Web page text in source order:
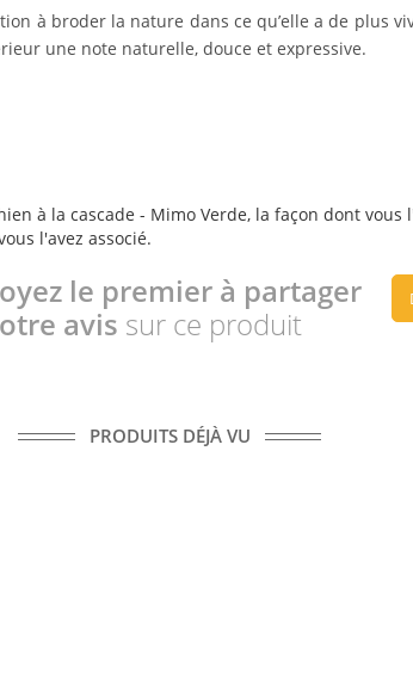
à broder la nature dans ce qu’elle a de plus
une note naturelle, douce et expressive.
à la cascade - Mimo Verde, la façon dont
l'avez associé.
le premier à partager
avis sur ce produit
PRODUITS DÉJÀ VU